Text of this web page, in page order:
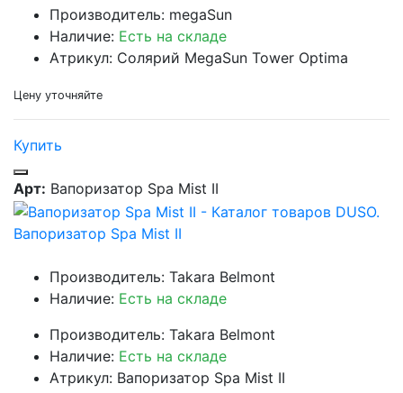
Производитель: megaSun
Наличие: Есть на складе
Атрикул: Солярий MegaSun Tower Optima
Цену уточняйте
Купить
Арт: Вапоризатор Spa Mist II
Вапоризатор Spa Mist II
Производитель: Takara Belmont
Наличие: Есть на складе
Производитель: Takara Belmont
Наличие: Есть на складе
Атрикул: Вапоризатор Spa Mist II